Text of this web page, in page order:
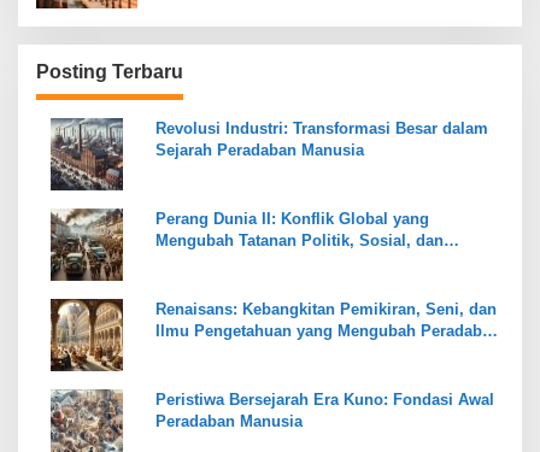
Posting Terbaru
Revolusi Industri: Transformasi Besar dalam
Sejarah Peradaban Manusia
Perang Dunia II: Konflik Global yang
Mengubah Tatanan Politik, Sosial, dan
Renaisans: Kebangkitan Pemikiran, Seni, dan
Ilmu Pengetahuan yang Mengubah Peradaban
Peristiwa Bersejarah Era Kuno: Fondasi Awal
Peradaban Manusia